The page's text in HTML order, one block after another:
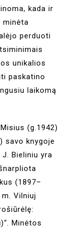
kada ir
minėta
perduoti
unikalios
paskatino
laikomą
(g.1942)
savo knygoje
Bieliniu yra
(1897–
Vilniuj
Minėtos